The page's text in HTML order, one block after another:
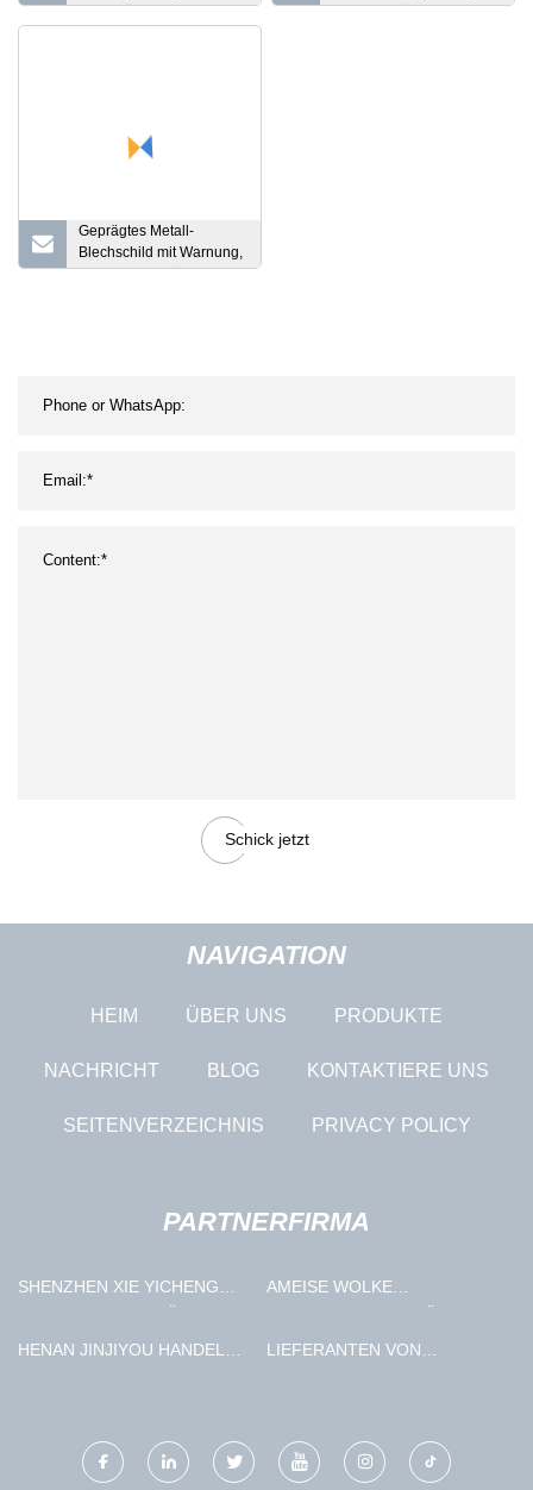
Metall für Kekse, Kaffee,
Süßigkeiten
Blech für Süßigkeiten
Geprägtes Metall-
Blechschild mit Warnung,
individuelle Größe und
Schick jetzt
NAVIGATION
HEIM ÜBER UNS PRODUKTE
NACHRICHT BLOG KONTAKTIERE UNS
SEITENVERZEICHNIS PRIVACY POLICY
PARTNERFIRMA
SHENZHEN XIE YICHENG
CO., GMBH
AMEISE WOLKE
(SHANDONG) CO., GMBH.
HENAN JINJIYOU HANDEL
LIEFERANTEN VON